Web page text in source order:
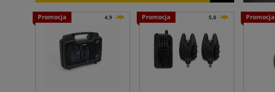
Promocja 4,9 Promocja 5,0 Promocja